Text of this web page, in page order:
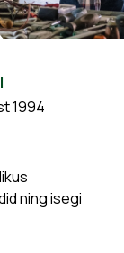
1994
ning isegi